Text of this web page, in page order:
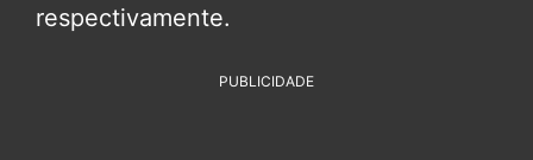
respectivamente.
PUBLICIDADE